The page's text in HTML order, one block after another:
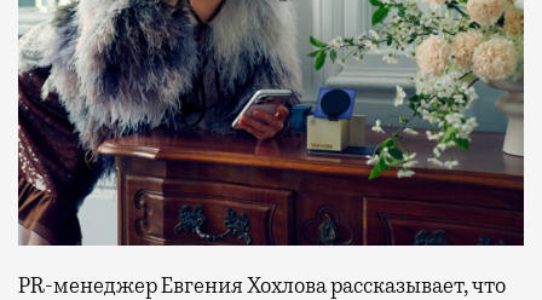
PR-менеджер Евгения Хохлова рассказывает, что